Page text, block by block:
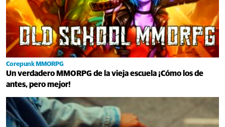
Corepunk MMORPG
Un verdadero MMORPG de la vieja escuela ¡Cómo los de
antes, pero mejor!